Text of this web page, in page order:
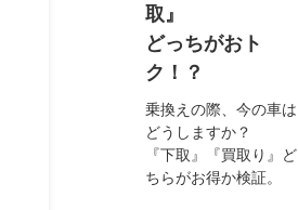
取』
どっちがおト
ク！？
乗換えの際、今の車は
どうしますか？
『下取』『買取り』ど
ちらがお得か検証。